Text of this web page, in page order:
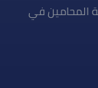
المحامين في